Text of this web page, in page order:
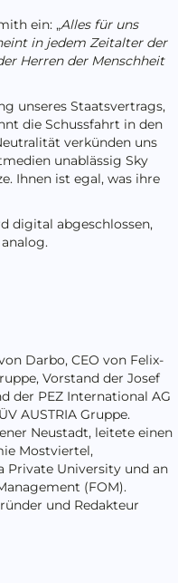
ein: „Alles für uns
in jedem Zeitalter der
Herren der Menschheit
unseres Staatsvertrags,
die Schussfahrt in den
verkünden uns
unablässig Sky
Ihnen ist egal, was ihre
digital abgeschlossen,
Darbo, CEO von Felix-
Vorstand der Josef
der PEZ International AG
AUSTRIA Gruppe.
Neustadt, leitete einen
Mostviertel,
Private University und an
(FOM).
und Redakteur